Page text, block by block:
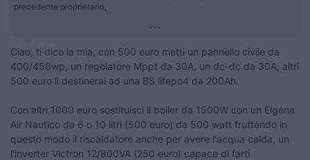
precedente proprietario,
...
Ciao, ti dico la mia, con 500 euro metti un pannello civile da
400/450wp, un regolatore Mppt da 30A, un dc-dc da 30A, altri
500 euro li destinerai ad una BS lifepo4 da 200Ah.
Con altri 1000 euro sostituisci il boiler da 1500W con un Elgena
Air Nautico da 6 o 10 litri (500 euro) da 500 watt fruttando in
questo modo il riscaldatore anche per avere l'acqua calda, un
l'inverter Victron 12/800VA (250 euro) capace di farti